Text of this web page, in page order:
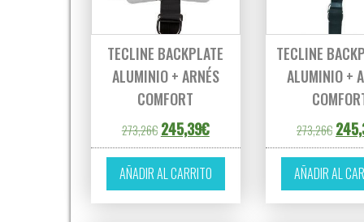
TECLINE BACKPLATE
ALUMINIO + ARNÉS
COMFORT
273,26€ El precio original era: 273,26€.
245,39€El precio actual es: 245,39€.
AÑADIR AL CARRITO
TECLINE
ALUMINIO +
273,26€ El
AÑADIR AL